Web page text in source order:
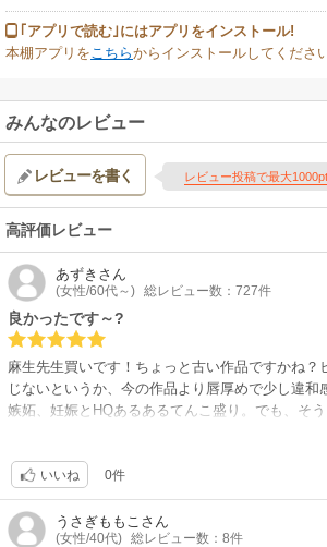
｢アプリで読む｣にはアプリをインストール!
本棚アプリをこちらからインストールしてくださ
みんなのレビュー
レビューを書く レビュー投稿で最大
高評価レビュー
あずき さん
(女性/60代～) 総レビュー数：727件
良かったです～?
麻生先生買いです！ちょっと古い作品ですかね？
じないというか、今の作品より唇厚めで少し違和
嫉妬、妊娠とHQあるあるてんこ盛り。でも、そ
ヒロインがいじらしくて、冷たくされればされる
いいね 0件
うさぎももこ さん
(女性/40代) 総レビュー数：8件